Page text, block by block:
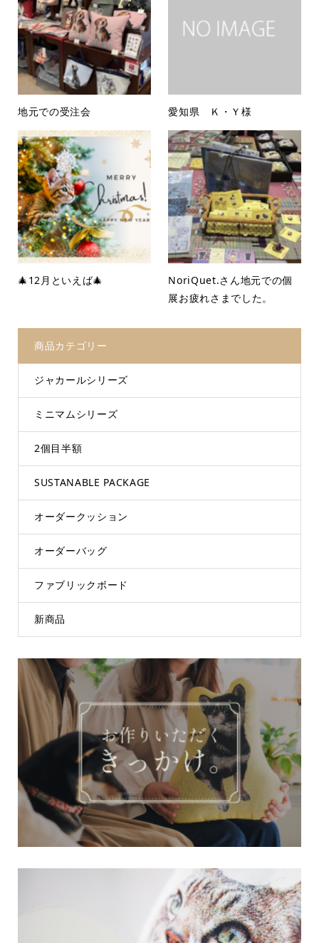
地元での受注会 愛知県 Ｋ・Ｙ様
🎄12月といえば🎄
NoriQuet.さん地元での個
展お疲れさまでした。
商品カテゴリー
ジャカールシリーズ
ミニマムシリーズ
2個目半額
SUSTANABLE PACKAGE
オーダークッション
オーダーバッグ
ファブリックボード
新商品